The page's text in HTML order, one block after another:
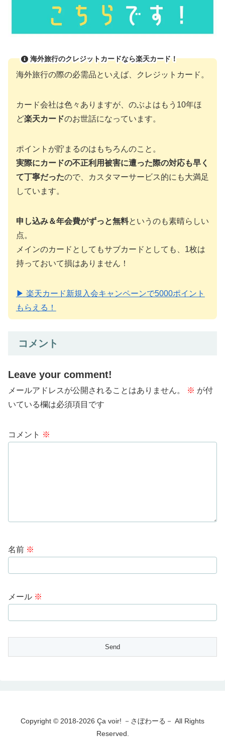
海外旅行のクレジットカードなら楽天カード！
海外旅行の際の必需品といえば、クレジットカード。
カード会社は色々ありますが、のぶよはもう10年ほ
ど楽天カードのお世話になっています。
ポイントが貯まるのはもちろんのこと。
実際にカードの不正利用被害に遭った際の対応も早く
て丁寧だったので、カスタマーサービス的にも大満足
しています。
申し込み＆年会費がずっと無料というのも素晴らしい
点。
メインのカードとしてもサブカードとしても、1枚は
持っておいて損はありません！
▶ 楽天カード新規入会キャンペーンで5000ポイント
もらえる！
コメント
Leave your comment!
メールアドレスが公開されることはありません。 ※ が付
いている欄は必須項目です
コメント ※
名前 ※
メール ※
Copyright © 2018-2026 Ça voir! －さぼわーる－ All Rights
Reserved.